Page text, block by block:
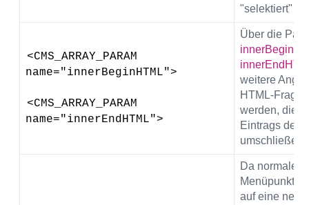
"selektiert"
<CMS_ARRAY_PARAM
name="innerBeginHTML">
<CMS_ARRAY_PARAM
name="innerEndHTML">
Über die
weitere
HTML-
werden, die
Eintrags der
umschließen
Da
Menüpunkt
auf eine